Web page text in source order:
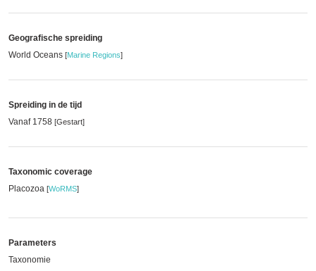
Geografische spreiding
World Oceans [Marine Regions]
Spreiding in de tijd
Vanaf 1758 [Gestart]
Taxonomic coverage
Placozoa [WoRMS]
Parameters
Taxonomie